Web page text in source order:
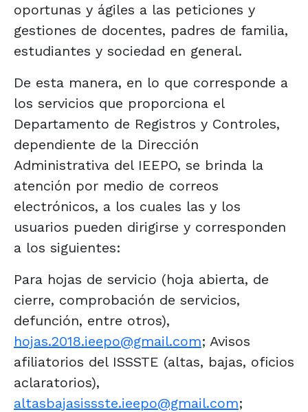
oportunas y ágiles a las peticiones y
gestiones de docentes, padres de familia,
estudiantes y sociedad en general.
De esta manera, en lo que corresponde a
los servicios que proporciona el
Departamento de Registros y Controles,
dependiente de la Dirección
Administrativa del IEEPO, se brinda la
atención por medio de correos
electrónicos, a los cuales las y los
usuarios pueden dirigirse y corresponden
a los siguientes:
Para hojas de servicio (hoja abierta, de
cierre, comprobación de servicios,
defunción, entre otros),
hojas.2018.ieepo@gmail.com; Avisos
afiliatorios del ISSSTE (altas, bajas, oficios
aclaratorios),
altasbajasissste.ieepo@gmail.com;